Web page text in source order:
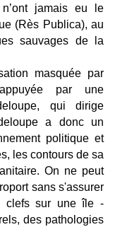
jamais eu le
(Rès Publica), au
sauvages de la
masquée par
par une
qui dirige
a donc un
politique et
les contours de sa
On ne peut
sans s'assurer
clefs sur une île -
des pathologies